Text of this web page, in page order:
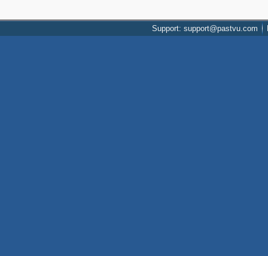
Support: support@pastvu.com